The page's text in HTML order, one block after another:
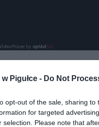
Pigułce - Do Not
opt-out of the sale, sharing
for targeted
selection. Please note that